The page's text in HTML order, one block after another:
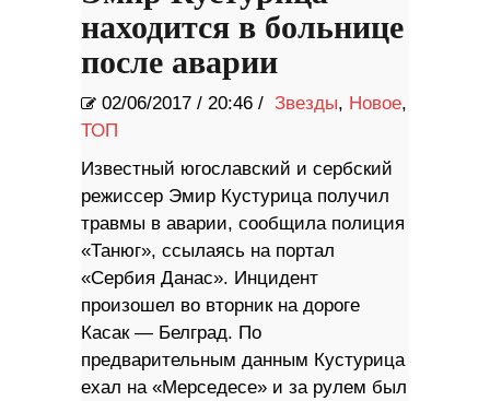
находится в больнице
после аварии
02/06/2017 / 20:46 / Звезды, Новое,
ТОП
Известный югославский и сербский
режиссер Эмир Кустурица получил
травмы в аварии, сообщила полиция
«Танюг», ссылаясь на портал
«Сербия Данас». Инцидент
произошел во вторник на дороге
Касак — Белград. По
предварительным данным Кустурица
ехал на «Мерседесе» и за рулем был